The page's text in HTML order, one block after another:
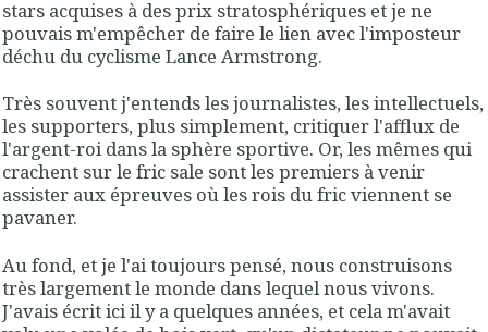
stars acquises à des prix stratosphériques et je ne
pouvais m'empêcher de faire le lien avec l'imposteur
déchu du cyclisme Lance Armstrong.
Très souvent j'entends les journalistes, les intellectuels,
les supporters, plus simplement, critiquer l'afflux de
l'argent-roi dans la sphère sportive. Or, les mêmes qui
crachent sur le fric sale sont les premiers à venir
assister aux épreuves où les rois du fric viennent se
pavaner.
Au fond, et je l'ai toujours pensé, nous construisons
très largement le monde dans lequel nous vivons.
J'avais écrit ici il y a quelques années, et cela m'avait